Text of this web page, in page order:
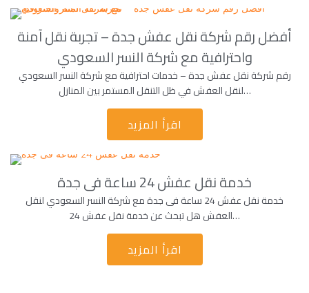
أفضل رقم شركة نقل عفش جدة – تجربة نقل آمنة
واحترافية مع شركة النسر السعودي
رقم شركة نقل عفش جدة – خدمات احترافية مع شركة النسر السعودي
لنقل العفش في ظل التنقل المستمر بين المنازل…
اقرأ المزيد
خدمة نقل عفش 24 ساعة فى جدة
خدمة نقل عفش 24 ساعة فى جدة مع شركة النسر السعودي لنقل
العفش هل تبحث عن خدمة نقل عفش 24…
اقرأ المزيد